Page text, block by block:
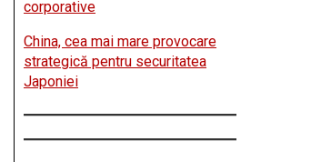
corporative
China, cea mai mare provocare
strategică pentru securitatea
Japoniei